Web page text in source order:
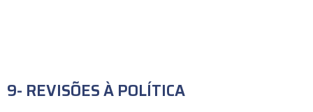
9- REVISÕES À POLÍTICA